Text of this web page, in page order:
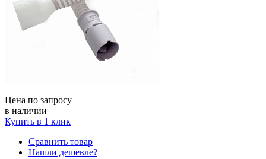
Цена по запросу
в наличии
Купить в 1 клик
Сравнить товар
Нашли дешевле?